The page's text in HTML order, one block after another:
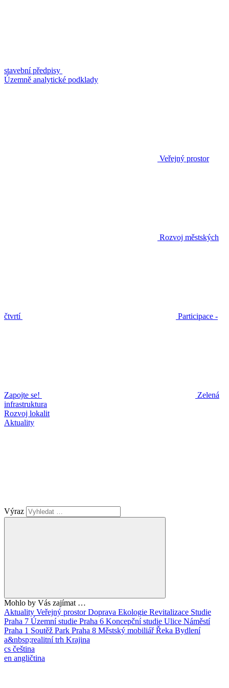
stavební předpisy
Územně analytické podklady
Veřejný prostor
Rozvoj městských
čtvrtí Participace -
Zapojte se!
Zelená
infrastruktura
Rozvoj lokalit
Aktuality
Výraz
Mohlo by Vás zajímat …
Aktuality Veřejný prostorDoprava Ekologie Revitalizace Studie
Praha 7 Územní studie Praha 6 Koncepční studie Ulice Náměstí
Praha 1 Soutěž Park Praha 8 Městský mobiliářŘeka Bydlení
a&nbsp;realitní trh Krajina
cs čeština
en angličtina